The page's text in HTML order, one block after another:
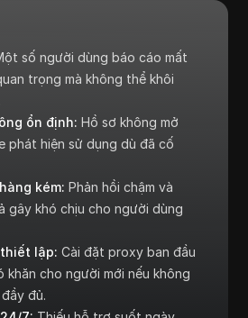
số người dùng báo cáo mất
trọng mà không thể khôi
ổn định: Hồ sơ không mở
phát hiện sử dụng dù đã cố
kém: Phản hồi chậm và
gây khó chịu cho người dùng
lập: Cài đặt proxy ban đầu
khăn cho người mới nếu không
đủ.